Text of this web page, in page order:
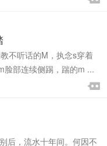
不听话的M，执念s穿着
脸部连续侧踢，踹的m ...


后，流水十年间。何因不